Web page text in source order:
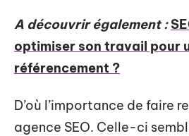
A découvrir également :
optimiser son travail pour
référencement ?
D’où l’importance de faire
agence SEO. Celle-ci